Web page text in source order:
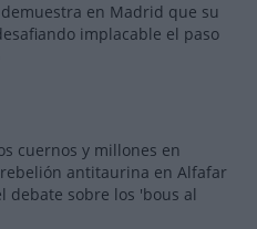
demuestra en Madrid que su
implacable el paso
cuernos y millones en
antitaurina en Alfafar
debate sobre los 'bous al